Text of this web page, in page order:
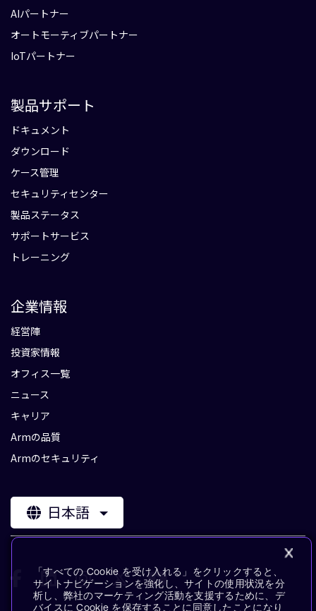
AIパートナー
オートモーティブパートナー
IoTパートナー
製品サポート
ドキュメント
ダウンロード
ケース管理
セキュリティセンター
製品ステータス
サポートサービス
トレーニング
企業情報
経営陣
投資家情報
オフィス一覧
ニュース
キャリア
Armの品質
Armのセキュリティ
日本語
「すべての Cookie を受け入れる」をクリックすると、
サイトナビゲーションを強化し、サイトの使用状況を分
析し、弊社のマーケティング活動を支援するために、デ
バイスに Cookie を保存することに同意したことになり